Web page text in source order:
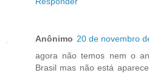
Anônimo 20 de novembro
agora não temos nem o
Brasil mas não está